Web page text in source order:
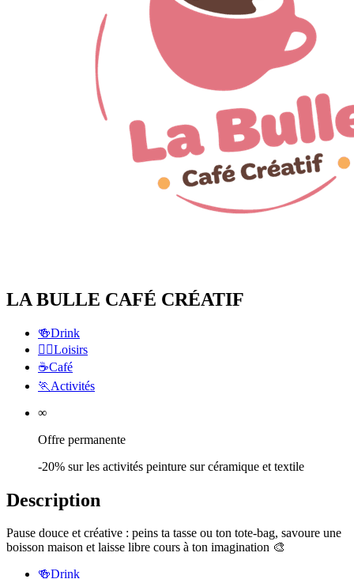
LA BULLE CAFÉ CRÉATIF
🍻Drink
🏃‍♂️Loisirs
☕️Café
🏃 Activités
∞
Offre permanente
-20% sur les activités peinture sur céramique et textile
Description
Pause douce et créative : peins ta tasse ou ton tote-bag, savoure une
boisson maison et laisse libre cours à ton imagination 🎨
🍻Drink